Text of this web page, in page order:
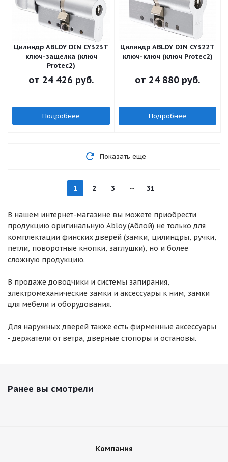
Цилиндр ABLOY DIN CY323T
ключ-защелка (ключ
Protec2)
от 24 426 руб.
Подробнее
Цилиндр ABLOY DIN CY322T
ключ-ключ (ключ Protec2)
от 24 880 руб.
Подробнее
Показать еще
1 2 3 31
В нашем интернет-магазине вы можете приобрести
продукцию оригинальную Abloy (Аблой) не только для
комплектации финских дверей (замки, цилиндры, ручки,
петли, поворотные кнопки, заглушки), но и более
сложную продукцию.
В продаже доводчики и системы запирания,
электромеханические замки и аксессуары к ним, замки
для мебели и оборудования.
Для наружных дверей также есть фирменные аксессуары
- держатели от ветра, дверные стопоры и остановы.
Ранее вы смотрели
Компания